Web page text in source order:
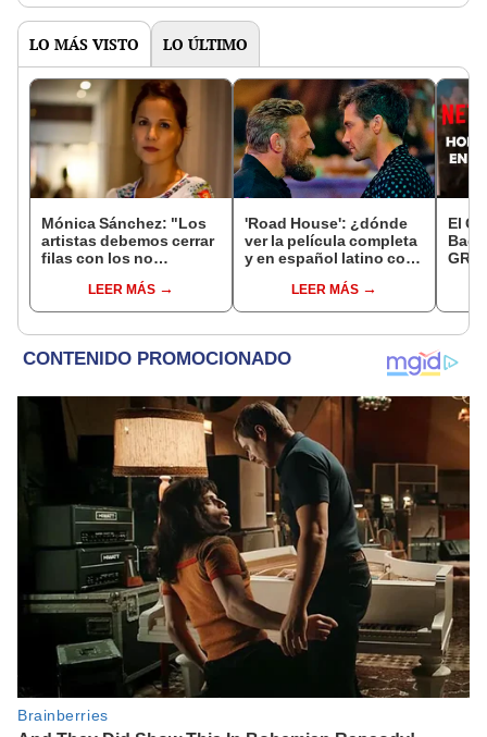
LO MÁS VISTO LO ÚLTIMO
Mónica Sánchez: "Los
artistas debemos cerrar
filas con los no
ellos es la libertad"
LEER MÁS
'Road House': ¿dónde
ver la película completa
y en español latino con
McGregor?LEER MÁS
El
Bad